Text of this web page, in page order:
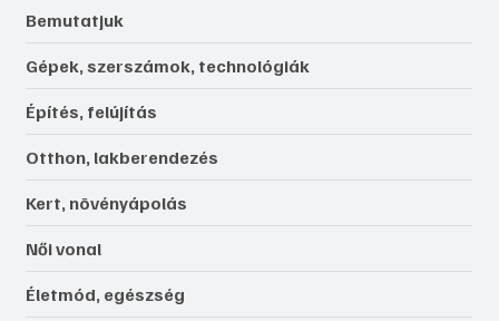
Bemutatjuk
Gépek, szerszámok, technológiák
Építés, felújítás
Otthon, lakberendezés
Kert, növényápolás
Női vonal
Életmód, egészség